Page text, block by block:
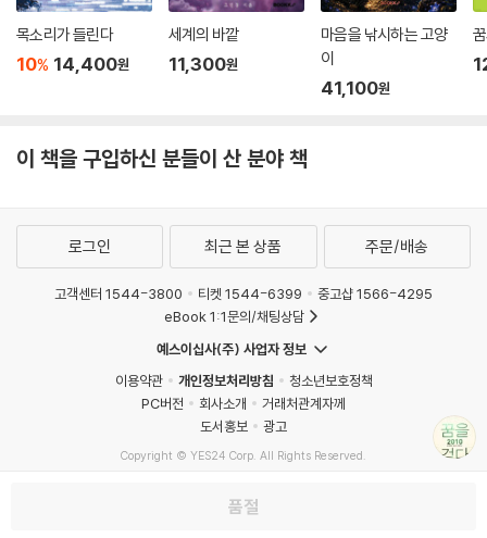
--- 본문 중에서
목소리가 들린다
10% 14,400원
세계의 바깥
11,300원
마음을 낚시하는 고양
이
41,100원
이 책을 구입하신 분들이 산 분야 책
품절
로그인 최근 본 상품 주문/배송
고객센터 1544-3800 티켓 1544-6399
중고샵 1566-4295
eBook 1:1문의/채팅상담
예스이십사(주) 사업자 정보
이용약관
개인정보처리방침
청소년보호정책
PC버전
회사소개
거래처관계자께
도서홍보
광고
Copyright © YES24 Corp. All Rights Reserved.